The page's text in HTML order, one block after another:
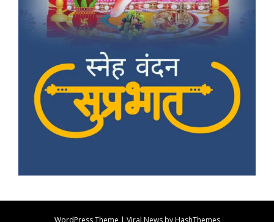
WordPress Theme | Viral Newsby HashThemes